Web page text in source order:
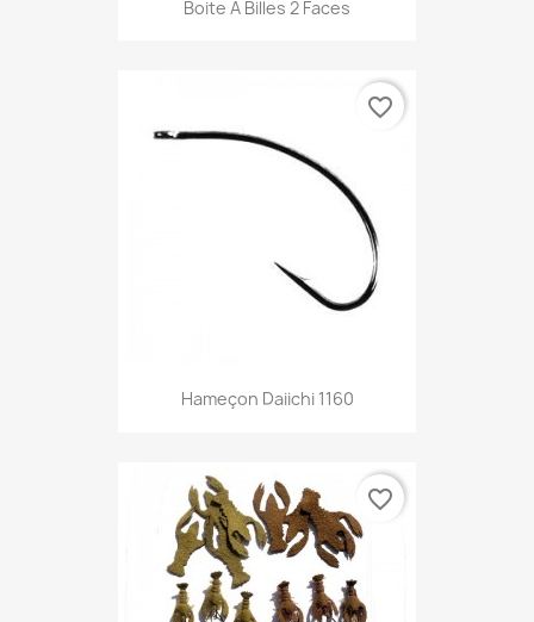
Boite À Billes 2 Faces
Hameçon Daiichi 1160
favorite_border
favorite_border